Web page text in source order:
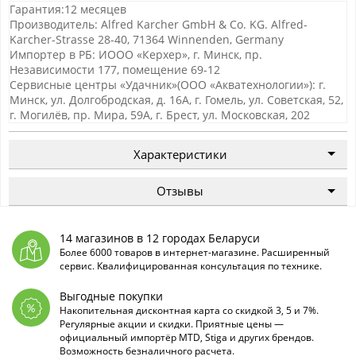
Гарантия:12 месяцев
Производитель: Alfred Karcher GmbH & Co. KG. Alfred-
Karcher-Strasse 28-40, 71364 Winnenden, Germany
Импортер в РБ: ИООО «Керхер», г. Минск, пр.
Независимости 177, помещение 69-12
Сервисные центры «Удачник»(ООО «Акватехнологии»): г.
Минск, ул. Долгобродская, д. 16А, г. Гомель, ул. Советская, 52,
г. Могилёв, пр. Мира, 59А, г. Брест, ул. Московская, 202
Характеристики
Отзывы
14 магазинов в 12 городах Беларуси
Более 6000 товаров в интернет-магазине. Расширенный
сервис. Квалифицированная консультация по технике.
Выгодные покупки
Накопительная дисконтная карта со скидкой 3, 5 и 7%.
Регулярные акции и скидки. Приятные цены —
официальный импортёр MTD, Stiga и других брендов.
Возможность безналичного расчета.